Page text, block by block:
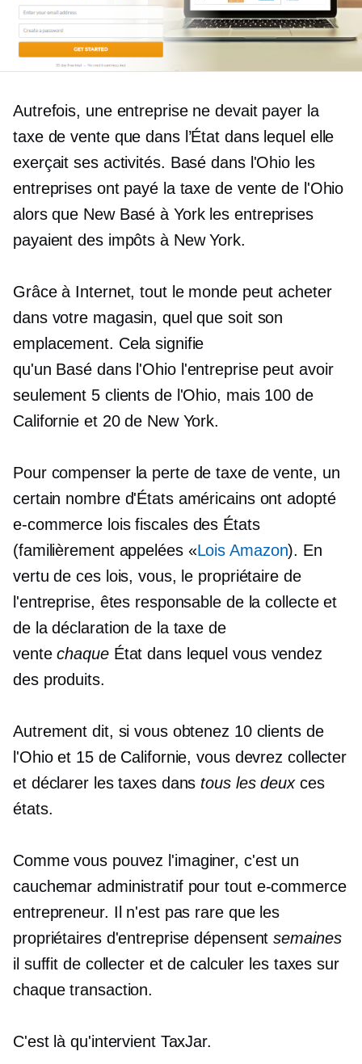
Autrefois, une entreprise ne devait payer la
taxe de vente que dans l’État dans lequel elle
exerçait ses activités. Basé dans l'Ohio les
entreprises ont payé la taxe de vente de l'Ohio
alors que New Basé à Yorkles entreprises
payaient des impôts à New York.
Grâce à Internet, tout le monde peut acheter
dans votre magasin, quel que soit son
emplacement. Cela signifie
qu'un Basé dans l'Ohiol'entreprise peut avoir
seulement 5 clients de l'Ohio, mais 100 de
Californie et 20 de New York.
Pour compenser la perte de taxe de vente, un
certain nombre d'États américains ont adopté
e-commerce lois fiscales des États
(familièrement appelées «Lois Amazon). En
vertu de ces lois, vous, le propriétaire de
l'entreprise, êtes responsable de la collecte et
de la déclaration de la taxe de
ventechaqueÉtat dans lequel vous vendez
des produits.
Autrement dit, si vous obtenez 10 clients de
l'Ohio et 15 de Californie, vous devrez collecter
et déclarer les taxes dans tous les deux ces
états.
Comme vous pouvez l'imaginer, c'est un
cauchemar administratif pour tout e-commerce
entrepreneur. Il n'est pas rare que les
propriétaires d'entreprise dépensentsemaines
il suffit de collecter et de calculer les taxes sur
chaque transaction.
C'est là qu'intervient TaxJar.